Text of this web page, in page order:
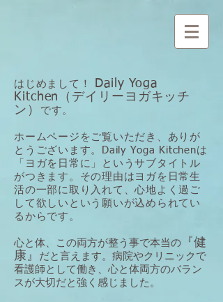
はじめまして！
Daily Yoga
Kitchen（デイリーヨガキッチ
ン）
です。
ホームページをご覧いただき、ありが
とうございます。Daily Yoga Kitchenは
「ヨガを日常に」というサブタイトル
がつきます。その理由はヨガを日常生
活の一部に取り入れて、心地よく過ご
して欲しいという願いが込められてい
るからです。
心と体、この両方が整う事で本当の 『健
康』
だと言えます。病院やクリニックで
看護師として働き、心と体両方のバラン
スが大切だと強く感じました。